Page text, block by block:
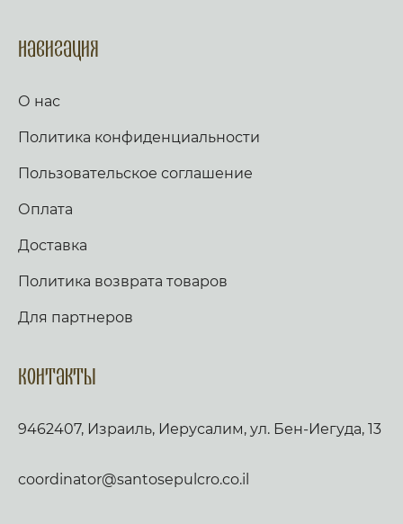
Навигация
О нас
Политика конфиденциальности
Пользовательское соглашение
Оплата
Доставка
Политика возврата товаров
Для партнеров
Контакты
9462407, Израиль, Иерусалим, ул. Бен-Иегуда, 13
coordinator@santosepulcro.co.il